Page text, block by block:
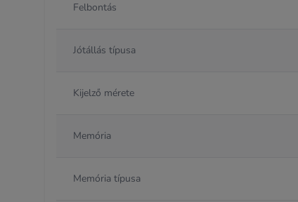
Felbontás
Jótállás típusa
Kijelző mérete
Memória
Memória típusa